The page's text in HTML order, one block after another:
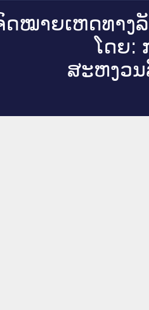
ດ​ໝາຍ​ເຫດ​ທາງ​
ໂດຍ:
ສະ​ຫງວນ​